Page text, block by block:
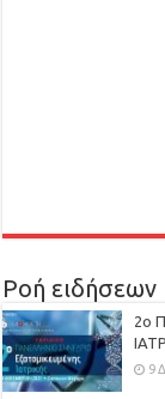
Ροή ειδήσεων
2ο
9